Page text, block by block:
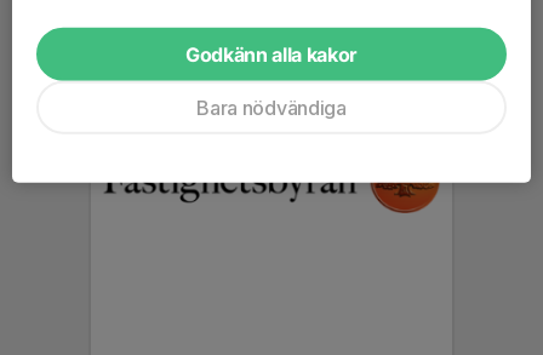
Godkänn alla kakor
Bara nödvändiga